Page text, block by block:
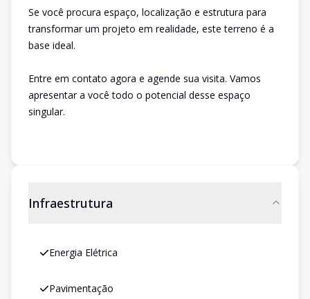
Se você procura espaço, localização e estrutura para
transformar um projeto em realidade, este terreno é a
base ideal.
Entre em contato agora e agende sua visita. Vamos
apresentar a você todo o potencial desse espaço
singular.
Infraestrutura
Energia Elétrica
Pavimentação